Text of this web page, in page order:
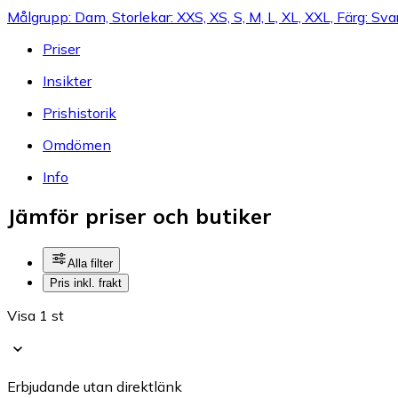
Målgrupp: Dam, Storlekar: XXS, XS, S, M, L, XL, XXL, Färg:
Priser
Insikter
Prishistorik
Omdömen
Info
Jämför priser och butiker
Alla filter
Pris inkl. frakt
Visa 1 st
Erbjudande utan direktlänk